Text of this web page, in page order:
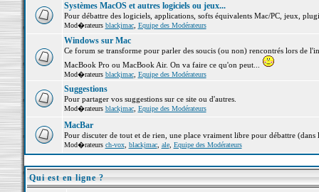
Systèmes MacOS et autres logiciels ou jeux...
Pour débattre des logiciels, applications, softs équivalents Mac/PC, jeux,
Mod�rateurs blackjmac, Equipe des Modérateurs
Windows sur Mac
Ce forum se transforme pour parler des soucis (ou non) rencontrés lors de
MacBook Pro ou MacBook Air. On va faire ce qu'on peut...
Mod�rateurs blackjmac, Equipe des Modérateurs
Suggestions
Pour partager vos suggestions sur ce site ou d'autres.
Mod�rateurs blackjmac, Equipe des Modérateurs
MacBar
Pour discuter de tout et de rien, une place vraiment libre pour débattre (dans
Mod�rateurs ch-vox, blackjmac, ale, Equipe des Modérateurs
Qui est en ligne ?